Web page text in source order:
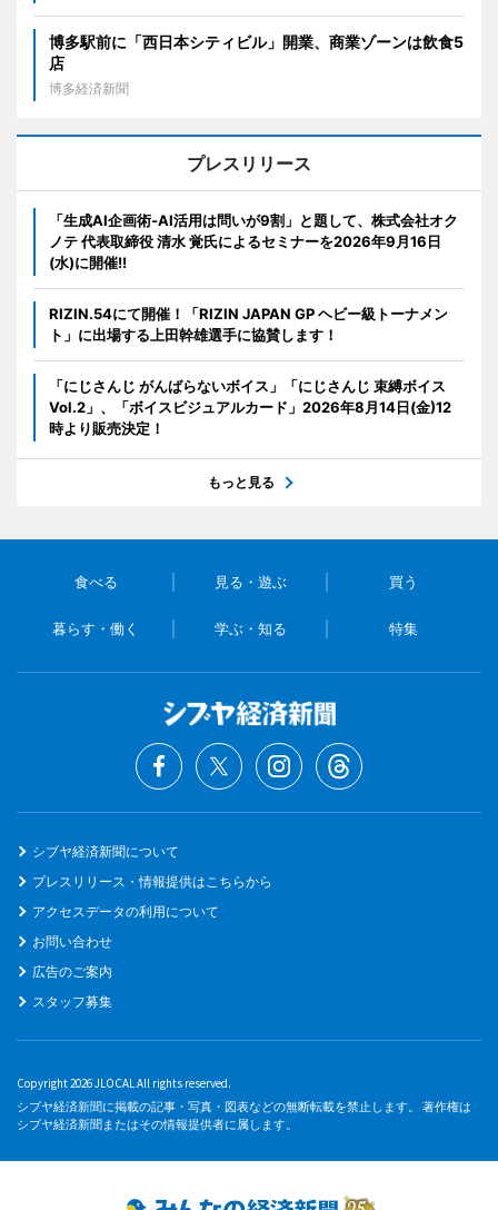
博多駅前に「西日本シティビル」開業、商業ゾーンは飲食5
店
博多経済新聞
プレスリリース
「生成AI企画術-AI活用は問いが9割」と題して、株式会社オク
ノテ 代表取締役 清水 覚氏によるセミナーを2026年9月16日
(水)に開催!!
RIZIN.54にて開催！「RIZIN JAPAN GP ヘビー級トーナメン
ト」に出場する上田幹雄選手に協賛します！
「にじさんじ がんばらないボイス」「にじさんじ 束縛ボイス
Vol.2」、「ボイスビジュアルカード」2026年8月14日(金)12
時より販売決定！
もっと見る
食べる 見る・遊ぶ 買う
暮らす・働く 学ぶ・知る 特集
シブヤ経済新聞について
プレスリリース・情報提供はこちらから
アクセスデータの利用について
お問い合わせ
広告のご案内
スタッフ募集
Copyright 2026 JLOCAL All rights reserved.
シブヤ経済新聞に掲載の記事・写真・図表などの無断転載を禁止します。 著作権は
シブヤ経済新聞またはその情報提供者に属します。